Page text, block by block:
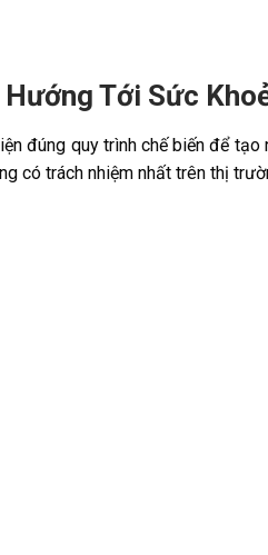
Tới Sức
đúng quy trình chế biến để
có trách nhiệm nhất trên thị